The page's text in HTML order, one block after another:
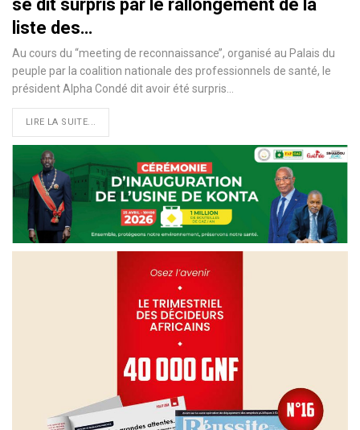
se dit surpris par le rallongement de la
liste des…
Au cours du ‘‘meeting de reconnaissance’’, organisé au Palais du
peuple par la coalition nationale des professionnels de santé, le
président Alpha Condé dit avoir été surpris
LIRE LA SUITE...